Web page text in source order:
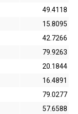
49.4118
15.8095
42.7266
79.9263
20.1844
16.4891
79.0277
57.6588